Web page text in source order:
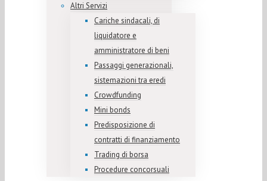
Altri Servizi
Cariche sindacali, di
liquidatore e
amministratore di beni
Passaggi generazionali,
sistemazioni tra eredi
Crowdfunding
Mini bonds
Predisposizione di
contratti di finanziamento
Trading di borsa
Procedure concorsuali